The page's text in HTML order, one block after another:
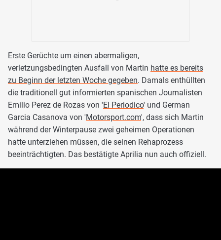
Erste Gerüchte um einen abermaligen,
verletzungsbedingten Ausfall von Martin hatte es bereits
zu Beginn der letzten Woche gegeben. Damals enthüllten
die traditionell gut informierten spanischen Journalisten
Emilio Perez de Rozas von 'El Periodico' und German
Garcia Casanova von 'Motorsport.com', dass sich Martin
während der Winterpause zwei geheimen Operationen
hatte unterziehen müssen, die seinen Rehaprozess
beeinträchtigten. Das bestätigte Aprilia nun auch offiziell.